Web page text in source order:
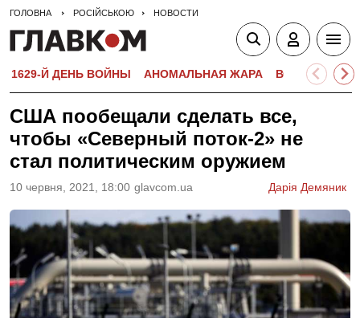
ГОЛОВНА РОСІЙСЬКОЮ НОВОСТИ
1629-Й ДЕНЬ ВОЙНЫ АНОМАЛЬНАЯ ЖАРА
США пообещали сделать все,
чтобы «Северный поток-2» не
стал политическим оружием
10 червня, 2021, 18:00 glavcom.ua Дарія Демяник